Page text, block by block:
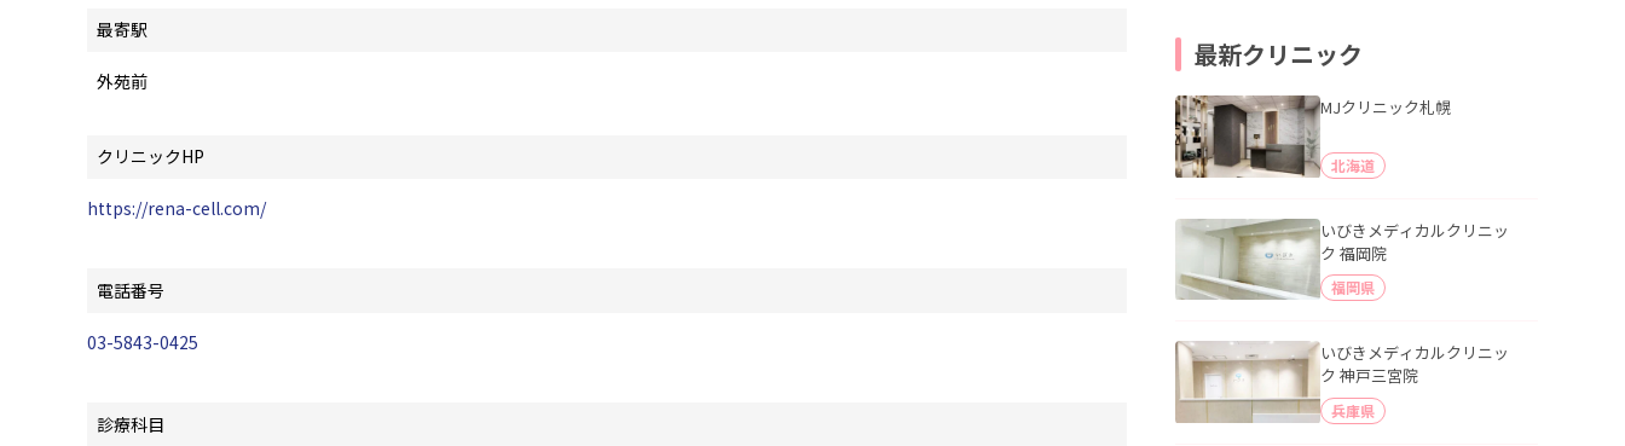
最寄駅
外苑前
クリニックHP
https://rena-cell.com/
電話番号
03-5843-0425
診療科目
最新クリニック
MJクリニック札幌
北海道
いびきメディカルクリニッ
ク 福岡院
福岡県
いびきメディカルクリニッ
ク 神戸三宮院
兵庫県